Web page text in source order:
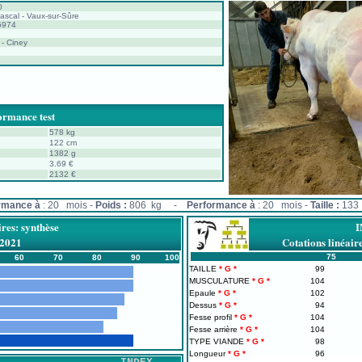
- Vaux-sur-Sûre
Ciney
test
578 kg
122 cm
1382 g
3.69 €
2132 €
à: 20 mois - Poids : 806 kg - Performance à: 20 mois - Taille : 133
synthèse
60 70 80 90 100
Cotations
75
TAILLE
99
MUSCULATURE
104
Epaule
102
Dessus
94
Fesse profil
104
Fesse arrière
104
TYPE VIANDE
98
Longueur
96